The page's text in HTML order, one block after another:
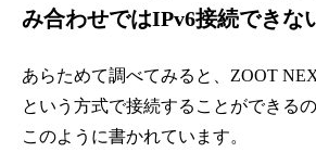
み合わせではIPv6接続できな
あらためて調べてみると、ZOOT
という方式で接続することができる
このように書かれています。